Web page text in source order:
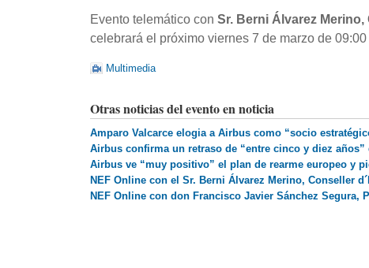
Evento telemático con Sr. Berni Álvarez
celebrará el próximo viernes 7 de marzo de
Multimedia
Otras noticias del evento en noticia
Amparo Valcarce elogia a Airbus como “socio
Airbus confirma un retraso de “entre cinco y diez
Airbus ve “muy positivo” el plan de rearme europeo y
NEF Online con el Sr. Berni Álvarez Merino, Conseller
NEF Online con don Francisco Javier Sánchez Segura,